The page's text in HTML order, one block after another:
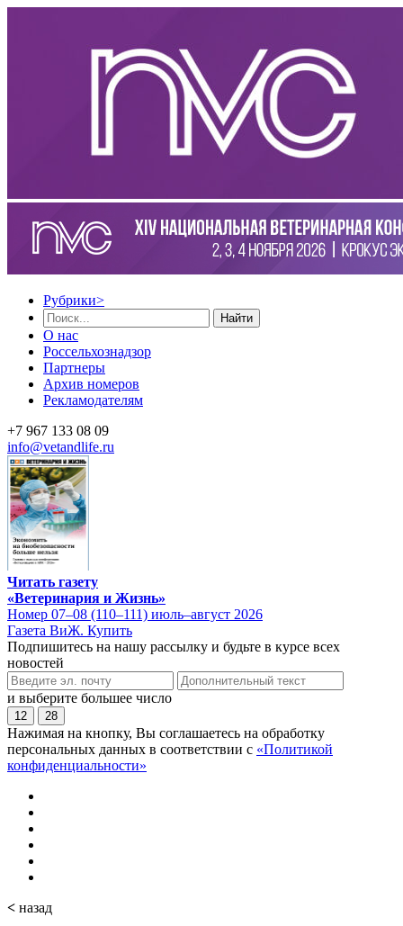
Рубрики>
Найти
О нас
Россельхознадзор
Партнеры
Архив номеров
Рекламодателям
+7 967 133 08 09
info@vetandlife.ru
Читать газету
«Ветеринария и Жизнь»
Номер 07–08 (110–111) июль–август 2026
Газета ВиЖ. Купить
Подпишитесь на нашу рассылку и будьте в курсе всех
новостей
и выберите большее число
12 28
Нажимая на кнопку, Вы соглашаетесь на обработку
персональных данных в соответствии с «Политикой
конфиденциальности»
< назад